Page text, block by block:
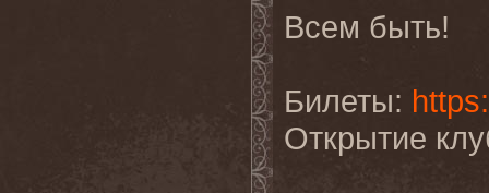
Всем быть!
Билеты:
Открытие